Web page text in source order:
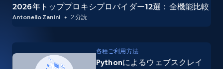
2026年トッププロキシプロバイダー12選：全機能比較
Antonello Zanini 2 分読
各種ご利用方法
Pythonによるウェブスクレイ